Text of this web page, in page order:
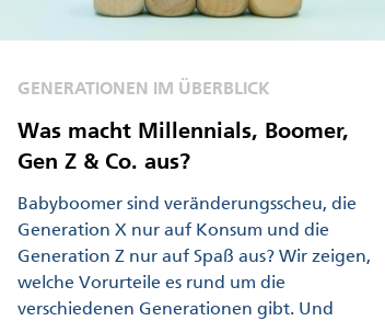
GENERATIONEN IM ÜBERBLICK
Was macht Millennials, Boomer,
Gen Z & Co. aus?
Babyboomer sind veränderungsscheu, die
Generation X nur auf Konsum und die
Generation Z nur auf Spaß aus? Wir zeigen,
welche Vorurteile es rund um die
verschiedenen Generationen gibt. Und